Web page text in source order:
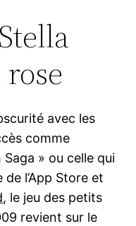
avec les
comme
» ou celle qui
l’App Store et
, le jeu des petits
revient sur le